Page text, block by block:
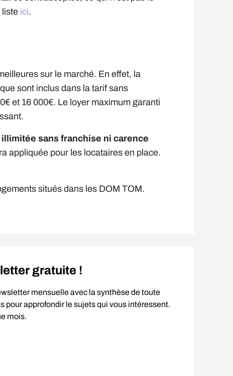
liste ici.
sur le marché. En effet, la
sont inclus dans la tarif sans
et 16 000€. Le loyer maximum garanti
sans franchise ni carence
appliquée pour les locataires en place.
situés dans les DOM TOM.
gratuite !
mensuelle avec la synthèse de toute
approfondir le sujets qui vous intéressent.
mois.